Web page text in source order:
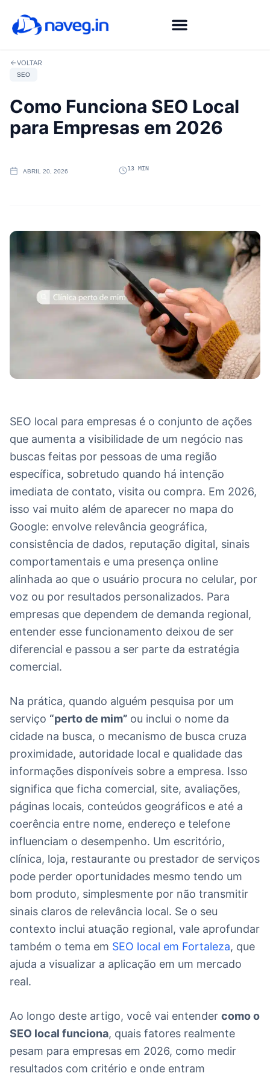
VOLTAR
SEO
Como Funciona SEO Local
para Empresas em 2026
ABRIL 20, 2026 13 MIN
SEO local para empresas é o conjunto de ações
que aumenta a visibilidade de um negócio nas
buscas feitas por pessoas de uma região
específica, sobretudo quando há intenção
imediata de contato, visita ou compra. Em 2026,
isso vai muito além de aparecer no mapa do
Google: envolve relevância geográfica,
consistência de dados, reputação digital, sinais
comportamentais e uma presença online
alinhada ao que o usuário procura no celular, por
voz ou por resultados personalizados. Para
empresas que dependem de demanda regional,
entender esse funcionamento deixou de ser
diferencial e passou a ser parte da estratégia
comercial.
Na prática, quando alguém pesquisa por um
serviço “perto de mim” ou inclui o nome da
cidade na busca, o mecanismo de busca cruza
proximidade, autoridade local e qualidade das
informações disponíveis sobre a empresa. Isso
significa que ficha comercial, site, avaliações,
páginas locais, conteúdos geográficos e até a
coerência entre nome, endereço e telefone
influenciam o desempenho. Um escritório,
clínica, loja, restaurante ou prestador de serviços
pode perder oportunidades mesmo tendo um
bom produto, simplesmente por não transmitir
sinais claros de relevância local. Se o seu
contexto inclui atuação regional, vale aprofundar
também o tema em SEO local em Fortaleza, que
ajuda a visualizar a aplicação em um mercado
real.
Ao longo deste artigo, você vai entender como o
SEO local funciona, quais fatores realmente
pesam para empresas em 2026, como medir
resultados com critério e onde entram